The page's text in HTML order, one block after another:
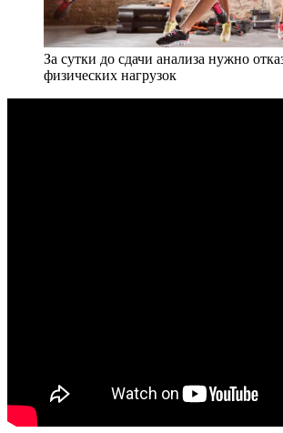
За сутки до сдачи анализа нужно
физических нагрузок